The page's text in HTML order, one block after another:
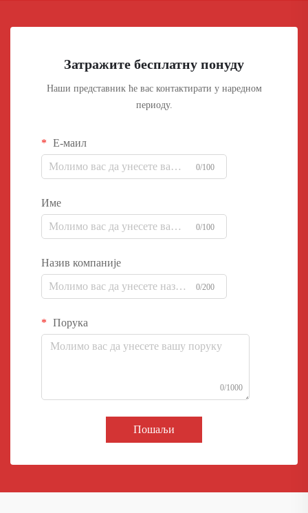
Затражите бесплатну понуду
Наши представник ће вас контактирати у наредном
периоду.
Е-маил
0/100
Име
0/100
Назив компаније
0/200
Порука
0/1000
Пошаљи